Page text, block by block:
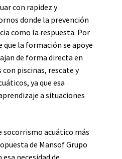
con rapidez y
donde la prevención
como la respuesta. Por
la formación se apoye
de forma directa en
piscinas, rescate y
ya que esa
a situaciones
socorrismo acuático más
de Mansof Grupo
necesidad de